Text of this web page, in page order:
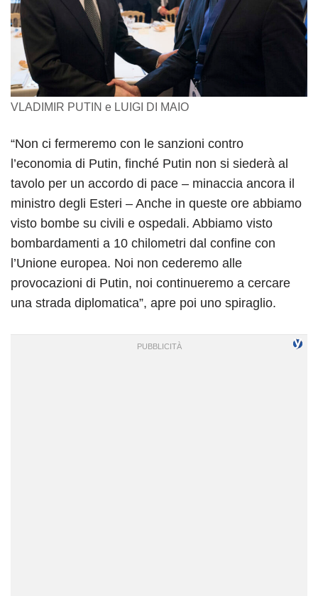
VLADIMIR PUTIN e LUIGI DI MAIO
“Non ci fermeremo con le sanzioni contro
l’economia di Putin, finché Putin non si siederà al
tavolo per un accordo di pace – minaccia ancora il
ministro degli Esteri – Anche in queste ore abbiamo
visto bombe su civili e ospedali. Abbiamo visto
bombardamenti a 10 chilometri dal confine con
l’Unione europea. Noi non cederemo alle
provocazioni di Putin, noi continueremo a cercare
una strada diplomatica”, apre poi uno spiraglio.